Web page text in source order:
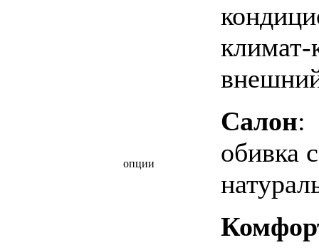
опции
климат-
Салон:
обивка